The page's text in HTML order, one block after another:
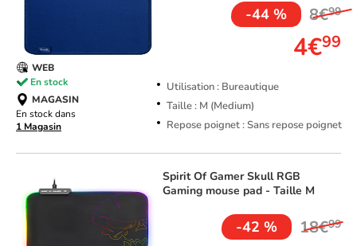
-44 % 8€99
4€99
Utilisation : Bureautique
Taille : M (Medium)
Repose poignet : Sans repose poignet
WEB
En stock
MAGASIN
En stock dans
1 Magasin
Spirit Of GamerSkull RGB
Gaming mouse pad - Taille M
-42 % 18€99